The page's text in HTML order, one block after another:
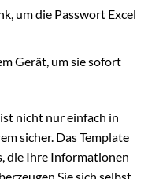
um die Passwort Excel
Gerät, um sie sofort
nicht nur einfach in
sicher. Das Template
die Ihre Informationen
Sie sich selbst